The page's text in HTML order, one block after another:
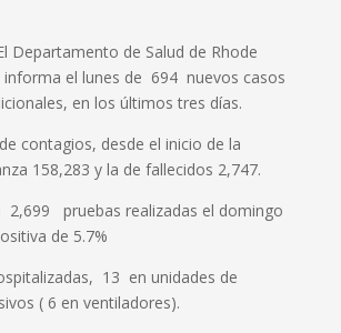
Departamento de Salud de Rhode
informa el lunes de 694 nuevos casos
en los últimos tres días.
contagios, desde el inicio de la
158,283 y la de fallecidos 2,747.
2,699 pruebas realizadas el domingo
de 5.7%
13 en unidades de
( 6 en ventiladores).